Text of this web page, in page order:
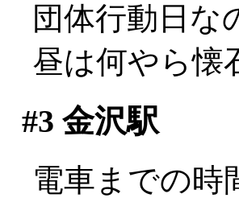
団体行動日な
昼は何やら懐
#3 金沢駅
電車までの時